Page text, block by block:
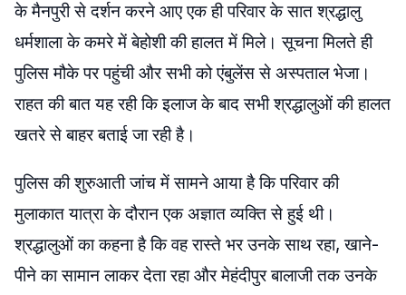
के मैनपुरी से दर्शन करने आए एक ही परिवार के सात श्रद्धालु
धर्मशाला के कमरे में बेहोशी की हालत में मिले। सूचना मिलते ही
पुलिस मौके पर पहुंची और सभी को एंबुलेंस से अस्पताल भेजा।
राहत की बात यह रही कि इलाज के बाद सभी श्रद्धालुओं की हालत
खतरे से बाहर बताई जा रही है।
पुलिस की शुरुआती जांच में सामने आया है कि परिवार की
मुलाकात यात्रा के दौरान एक अज्ञात व्यक्ति से हुई थी।
श्रद्धालुओं का कहना है कि वह रास्ते भर उनके साथ रहा, खाने-
पीने का सामान लाकर देता रहा और मेहंदीपुर बालाजी तक उनके